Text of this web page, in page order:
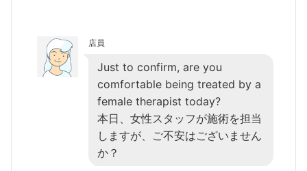
店員
Just to confirm, are you
comfortable being treated by a
female therapist today?
本日、女性スタッフが施術を担当
しますが、ご不安はございません
か？